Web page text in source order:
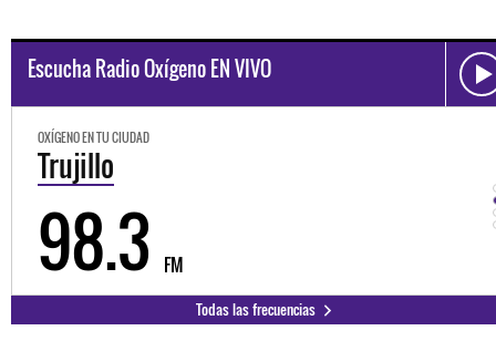
Escucha Radio Oxígeno EN VIVO
OXÍGENO EN TU CIUDAD
Trujillo
98.3 FM
Todas las frecuencias